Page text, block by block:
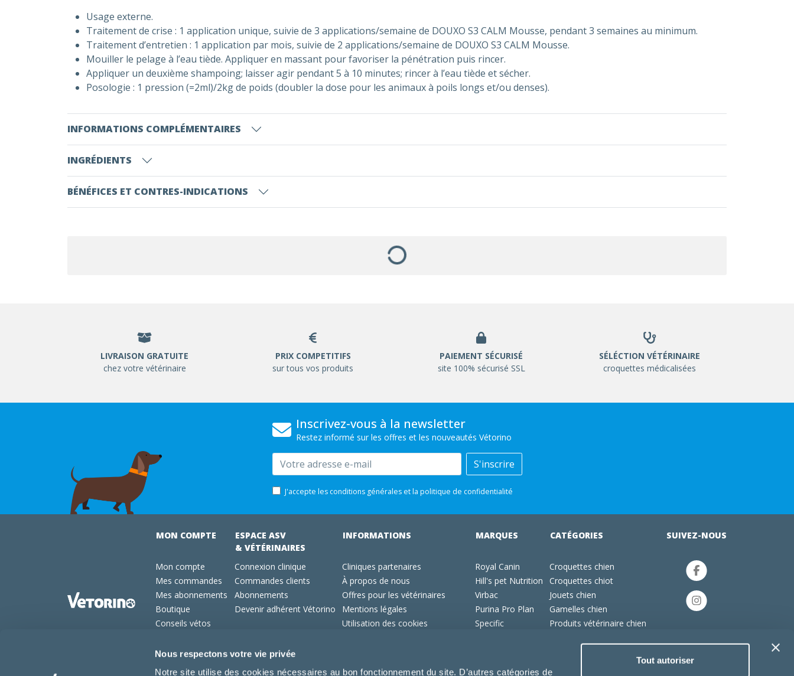
Nous respectons votre vie privée
Notre site utilise des cookies nécessaires au bon fonctionnement du site. D’autres catégories de
Tout autoriser
Usage externe.
Traitement de crise : 1 application unique, suivie de 3 applications/semaine de DOUXO S3 CALM Mousse, pendant 3 semaines au minimum.
Traitement d’entretien : 1 application par mois, suivie de 2 applications/semaine de DOUXO S3 CALM Mousse.
Mouiller le pelage à l’eau tiède. Appliquer en massant pour favoriser la pénétration puis rincer.
Appliquer un deuxième shampoing; laisser agir pendant 5 à 10 minutes; rincer à l’eau tiède et sécher.
Posologie : 1 pression (=2ml)/2kg de poids (doubler la dose pour les animaux à poils longs et/ou denses).
INFORMATIONS COMPLÉMENTAIRES
INGRÉDIENTS
BÉNÉFICES ET CONTRES-INDICATIONS
LIVRAISON GRATUITE
chez votre vétérinaire
PRIX COMPETITIFS
sur tous vos produits
PAIEMENT SÉCURISÉ
site 100% sécurisé SSL
SÉLÉCTION VÉTÉRINAIRE
croquettes médicalisées
Inscrivez-vous à la newsletter
Restez informé sur les offres et les nouveautés Vétorino
Email S'inscrire
J'accepte les conditions générales et la politique de confidentialité
MON COMPTE
Mon compte
Mes commandes
Mes abonnements
Boutique
Conseils vétos
ESPACE ASV
& VÉTÉRINAIRES
Connexion clinique
Commandes clients
Abonnements
Devenir adhérent Vétorino
INFORMATIONS
Cliniques partenaires
À propos de nous
Offres pour les vétérinaires
Mentions légales
Utilisation des cookies
MARQUES
Royal Canin
Hill's pet Nutrition
Virbac
Purina Pro Plan
Specific
CATÉGORIES
Croquettes chien
Croquettes chiot
Jouets chien
Gamelles chien
Produits vétérinaire chien
SUIVEZ-NOUS